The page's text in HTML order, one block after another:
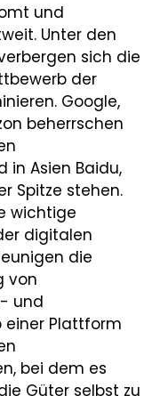
und
Unter den
sich die
der
Google,
beherrschen
in Asien Baidu,
Spitze stehen.
wichtige
digitalen
die
von
und
einer Plattform
bei dem es
Güter selbst zu